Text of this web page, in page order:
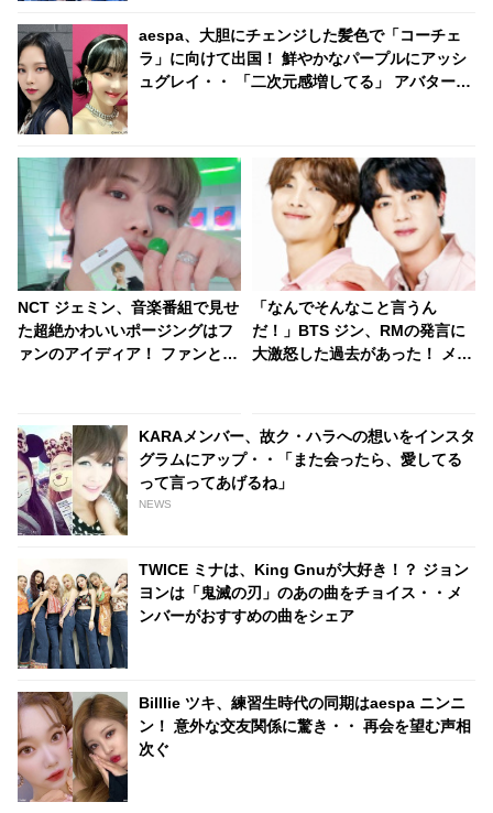
aespa、大胆にチェンジした髪色で「コーチェ
ラ」に向けて出国！ 鮮やかなパープルにアッシ
ュグレイ・・ 「二次元感増してる」 アバターと
NCT ジェミン、音楽番組で見せ
た超絶かわいいポージングはフ
ァンのアイディア！ ファンとの
「なんでそんなこと言うん
だ！」BTS ジン、RMの発言に
大激怒した過去があった！ メン
ンションも100点満点なジンの
姿にファンから「何度見ても面
白い」の声殺到
KARAメンバー、故ク・ハラへの想いをインスタ
グラムにアップ・・「また会ったら、愛してる
って言ってあげるね」
NEWS
TWICE ミナは、King Gnuが大好き！？ ジョン
ヨンは「鬼滅の刃」のあの曲をチョイス・・メ
ンバーがおすすめの曲をシェア
Billlie ツキ、練習生時代の同期はaespa ニンニ
ン！ 意外な交友関係に驚き・・ 再会を望む声相
次ぐ